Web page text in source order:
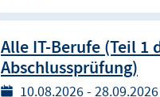
Alle IT-Berufe (Teil 1
Abschlussprüfung)
10.08.2026 - 28.09.2026